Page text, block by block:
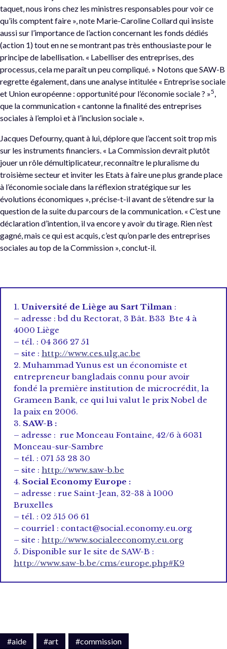
taquet, nous irons chez les ministres responsables pour voir ce
qu’ils comptent faire », note Marie-Caroline Collard qui insiste
aussi sur l’importance de l’action concernant les fonds dédiés
(action 1) tout en ne se montrant pas très enthousiaste pour le
principe de labellisation. « Labelliser des entreprises, des
processus, cela me paraît un peu compliqué. » Notons que SAW-B
regrette également, dans une analyse intitulée « Entreprise sociale
et Union européenne : opportunité pour l’économie sociale ? »5
que la communication « cantonne la finalité des entreprises
sociales à l’emploi et à l’inclusion sociale ».
Jacques Defourny, quant à lui, déplore que l’accent soit trop mis
sur les instruments financiers. « La Commission devrait plutôt
jouer un rôle démultiplicateur, reconnaître le pluralisme du
troisième secteur et inviter les Etats à faire une plus grande place
à l’économie sociale dans la réflexion stratégique sur les
évolutions économiques », précise-t-il avant de s’étendre sur la
question de la suite du parcours de la communication. « C’est une
déclaration d’intention, il va encore y avoir du tirage. Rien n’est
gagné, mais ce qui est acquis, c’est qu’on parle des entreprises
sociales au top de la Commission », conclut-il.
1. Université de Liège au Sart Tilman :
– adresse : bd du Rectorat, 3 Bât. B33 Bte 4 à
4000 Liège
– tél. : 04 366 27 51
– site : http://www.ces.ulg.ac.be
2. Muhammad Yunus est un économiste et
entrepreneur bangladais connu pour avoir
fondé la première institution de microcrédit, la
Grameen Bank, ce qui lui valut le prix Nobel de
la paix en 2006.
3. SAW-B :
– adresse : rue Monceau Fontaine, 42/6 à 6031
Monceau-sur-Sambre
– tél. : 071 53 28 30
– site : http://www.saw-b.be
4. Social Economy Europe :
– adresse : rue Saint-Jean, 32-38 à 1000
Bruxelles
– tél. : 02 515 06 61
– courriel : contact@social.economy.eu.org
– site : http://www.socialeeconomy.eu.org
5. Disponible sur le site de SAW-B :
http://www.saw-b.be/cms/europe.php#K9
#aide #art
#commission